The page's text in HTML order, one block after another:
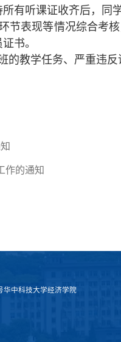
有听课证收齐后，同
节表现等情况综合考
书。
的教学任务、严重违
作的通知
华中科技大学经济学院